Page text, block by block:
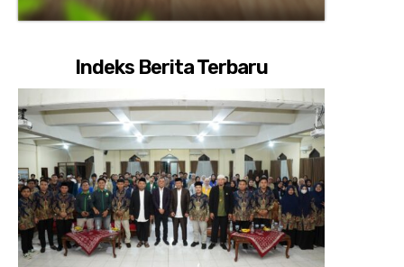
Indeks Berita Terbaru